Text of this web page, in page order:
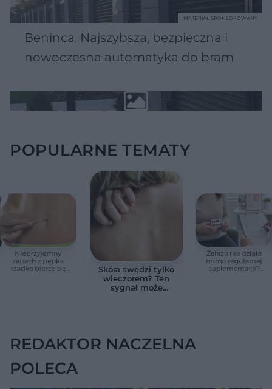
Beninca. Najszybsza, bezpieczna i
nowoczesna automatyka do bram
MATERIAŁ SPONSOROWANY
POPULARNE TEMATY
Nieprzyjemny
zapach z pępka
rzadko bierze się
Skóra swędzi tylko
wieczorem? Ten
sygnał może
Żelazo nie działa
mimo regularnej
suplementacji?
REDAKTOR NACZELNA
POLECA